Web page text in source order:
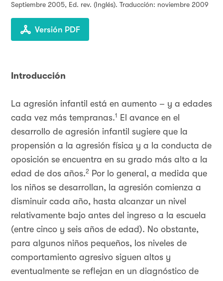
Septiembre 2005, Ed. rev. (Inglés). Traducción: noviembre 2009
Versión PDF
Introducción
La agresión infantil está en aumento – y a edades
cada vez más tempranas.1
El avance en el
desarrollo de agresión infantil sugiere que la
propensión a la agresión física y a la conducta de
oposición se encuentra en su grado más alto a la
edad de dos años.2 Por lo general, a medida que
los niños se desarrollan, la agresión comienza a
disminuir cada año, hasta alcanzar un nivel
relativamente bajo antes del ingreso a la escuela
(entre cinco y seis años de edad). No obstante,
para algunos niños pequeños, los niveles de
comportamiento agresivo siguen altos y
eventualmente se reflejan en un diagnóstico de